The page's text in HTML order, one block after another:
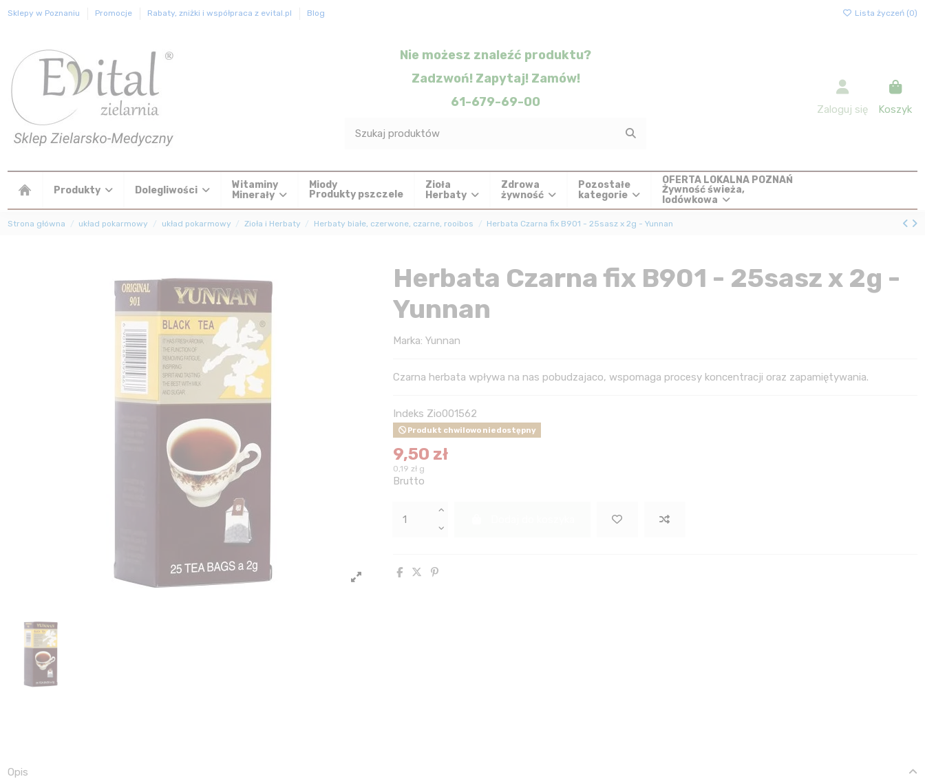
Sklepy w Poznaniu Promocje Rabaty, zniżki i współpraca z evital.pl Blog Lista życzeń (0)
Nie możesz znaleźć produktu?
Zadzwoń! Zapytaj! Zamów!
61-679-69-00
Zaloguj się Koszyk
Produkty Dolegliwości
Witaminy
Minerały
Miody
Produkty pszczele
Zioła
Herbaty
Zdrowa
żywność
Pozostałe
kategorie
OFERTA LOKALNA POZNAŃ
Żywność świeża,
lodówkowa
Strona główna układ pokarmowy układ pokarmowy Zioła i Herbaty Herbaty białe, czerwone, czarne, rooibos Herbata Czarna fix B901 - 25sasz x 2g - Yunnan
Herbata Czarna fix B901 - 25sasz x 2g -
Yunnan
Marka: Yunnan
Czarna herbata wpływa na nas pobudzajaco, wspomaga procesy koncentracji oraz zapamiętywania.
Indeks Zio001562
Produkt chwilowo niedostępny
9,50 zł
0,19 zł g
Brutto
Opis